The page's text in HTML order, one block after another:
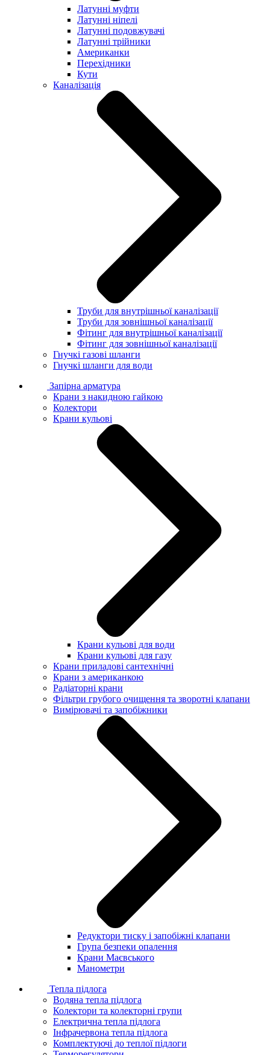
Латунні муфти
Латунні ніпелі
Латунні подовжувачі
Латунні трійники
Американки
Перехідники
Кути
Каналізація
Труби для внутрішньої каналізації
Труби для зовнішньої каналізації
Фітинг для внутрішньої каналізації
Фітинг для зовнішньої каналізації
Гнучкі газові шланги
Гнучкі шланги для води
Запірна арматура
Крани з накидною гайкою
Колектори
Крани кульові
Крани кульові для води
Крани кульові для газу
Крани приладові сантехнічні
Крани з американкою
Радіаторні крани
Фільтри грубого очищення та зворотні клапани
Вимірювачі та запобіжники
Редуктори тиску і запобіжні клапани
Група безпеки опалення
Крани Маєвського
Манометри
Тепла підлога
Водяна тепла підлога
Колектори та колекторні групи
Електрична тепла підлога
Інфрачервона тепла підлога
Комплектуючі до теплої підлоги